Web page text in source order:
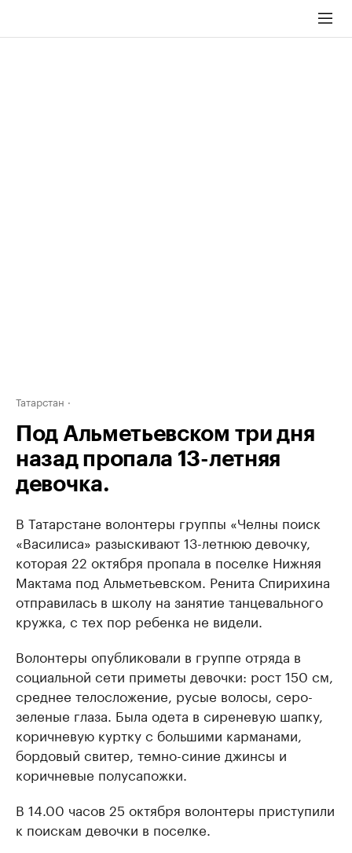
Татарстан
Под Альметьевском три дня
назад пропала 13-летняя
девочка.
В Татарстане волонтеры группы «Челны поиск
«Василиса» разыскивают 13-летнюю девочку,
которая 22 октября пропала в поселке Нижняя
Мактама под Альметьевском. Ренита Спирихина
отправилась в школу на занятие танцевального
кружка, с тех пор ребенка не видели.
Волонтеры опубликовали в группе отряда в
социальной сети приметы девочки: рост 150 см,
среднее телосложение, русые волосы, серо-
зеленые глаза. Была одета в сиреневую шапку,
коричневую куртку с большими карманами,
бордовый свитер, темно-синие джинсы и
коричневые полусапожки.
В 14.00 часов 25 октября волонтеры приступили
к поискам девочки в поселке.